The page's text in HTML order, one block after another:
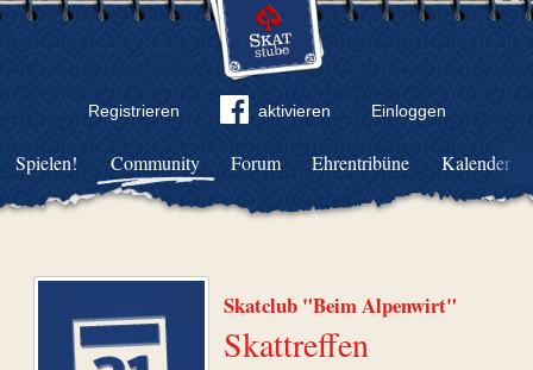
Registrieren aktivieren Einloggen
Community Forum Ehrentribüne Kalender
Spielen!
Skatclub "Beim Alpenwirt"
Skattreffen